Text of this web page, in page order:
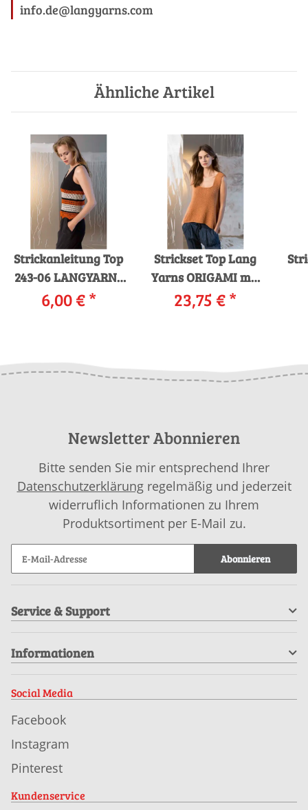
info.de@langyarns.com
Ähnliche Artikel
Strickanleitung Top
243-06 LANGYARNS
QUATTRO als
download
6,00 €*
Strickset Top Lang
Yarns ORIGAMI mit
Anleitung in
garnwelt-Box
23,75 €*
Newsletter Abonnieren
Bitte senden Sie mir entsprechend Ihrer
Datenschutzerklärungregelmäßig und jederzeit
widerruflich Informationen zu Ihrem
Produktsortiment per E-Mail zu.
Abonnieren
Service & Support
Informationen
Social Media
Facebook
Instagram
Pinterest
Kundenservice